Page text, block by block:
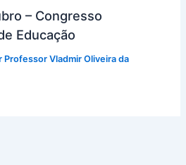
– Congresso
Educação
Professor Vladmir Oliveira da